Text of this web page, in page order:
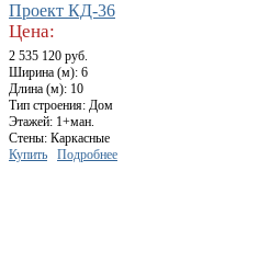
Проект КД-36
Цена:
2 535 120 руб.
Ширина (м): 6
Длина (м): 10
Тип строения: Дом
Этажей: 1+ман.
Стены: Каркасные
Купить
Подробнее